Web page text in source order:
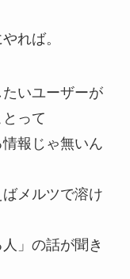
れば。
いユーザーが
って
報じゃ無いん
メルツで溶け
」の話が聞き